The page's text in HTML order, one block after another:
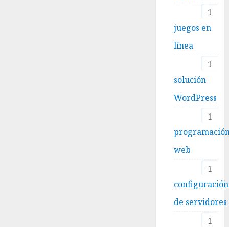
1
juegos en
línea
1
solución
WordPress
1
web
1
configuración
de servidores
1